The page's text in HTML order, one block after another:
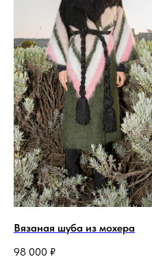
Вязаная шуба из мохера
98 000 ₽